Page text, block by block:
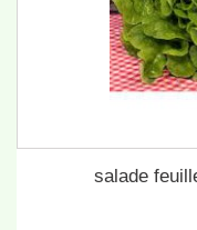
salade